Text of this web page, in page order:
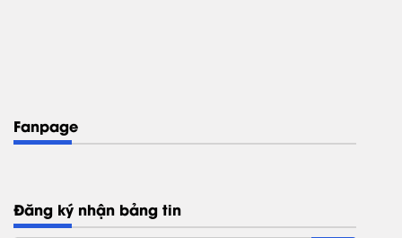
Fanpage
Đăng ký nhận bảng tin